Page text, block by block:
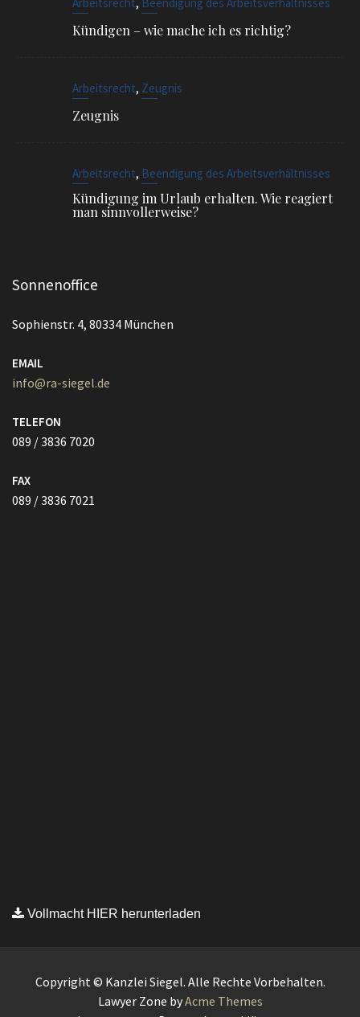
Kündigen – wie mache ich es richtig?
Arbeitsrecht, Zeugnis
Zeugnis
Arbeitsrecht, Beendigung des Arbeitsverhältnisses
Kündigung im Urlaub erhalten. Wie reagiert
man sinnvollerweise?
Sonnenoffice
Sophienstr. 4, 80334 München
EMAIL
info@ra-siegel.de
TELEFON
089 / 3836 7020
FAX
089 / 3836 7021